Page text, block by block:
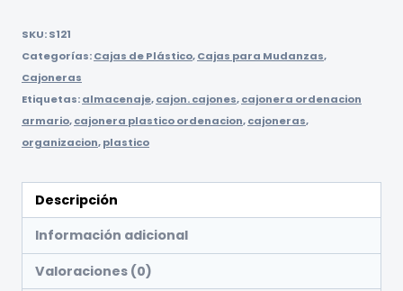
SKU:S121
Categorías:Cajas de Plástico,Cajas para Mudanzas,
Cajoneras
Etiquetas:almacenaje,cajon. cajones,cajonera ordenacion
armario,cajonera plastico ordenacion,cajoneras,
organizacion,plastico
Descripción
Información adicional
Valoraciones (0)